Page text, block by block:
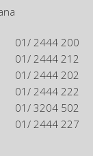
01/ 2444 200
01/ 2444 212
01/ 2444 202
01/ 2444 222
01/ 3204 502
01/ 2444 227